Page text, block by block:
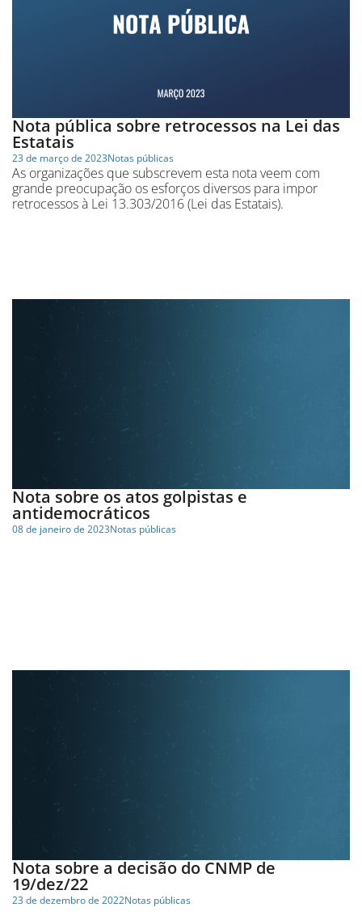
Nota pública sobre retrocessos na Lei das
Estatais
23 de março de 2023Notas públicas
As organizações que subscrevem esta nota veem com
grande preocupação os esforços diversos para impor
retrocessos à Lei 13.303/2016 (Lei das Estatais).
Nota sobre os atos golpistas e
antidemocráticos
08 de janeiro de 2023Notas públicas
Nota sobre a decisão do CNMP de
19/dez/22
23 de dezembro de 2022Notas públicas